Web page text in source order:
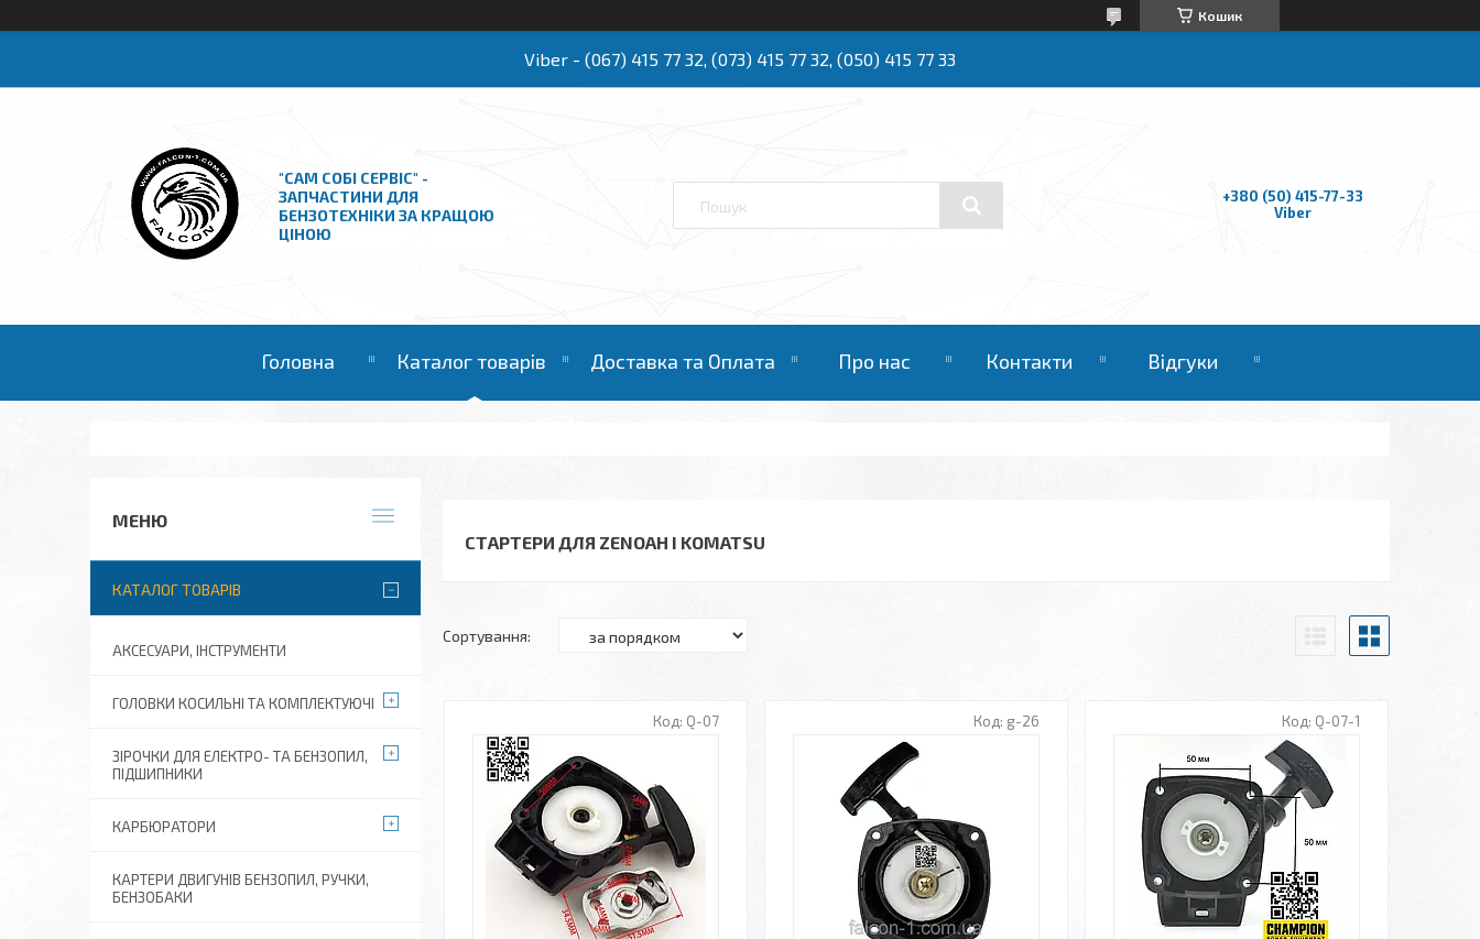
Кошик
Viber - (067) 415 77 32, (073) 415 77 32, (050) 415 77 33
"САМ СОБІ СЕРВІС" -
ЗАПЧАСТИНИ ДЛЯ
БЕНЗОТЕХНІКИ ЗА КРАЩОЮ
ЦІНОЮ
+380 (50) 415-77-33
Viber
Головна Каталог товарів Доставка та Оплата Про нас Контакти Відгуки
СТАРТЕРИ ДЛЯ ZENOAH І KOMATSU
Q-07 g-26 Q-07-1
КАТАЛОГ ТОВАРІВ
АКСЕСУАРИ, ІНСТРУМЕНТИ
ГОЛОВКИ КОСИЛЬНІ ТА КОМПЛЕКТУЮЧІ
ЗІРОЧКИ ДЛЯ ЕЛЕКТРО- ТА БЕНЗОПИЛ,
ПІДШИПНИКИ
КАРБЮРАТОРИ
КАРТЕРИ ДВИГУНІВ БЕНЗОПИЛ, РУЧКИ,
БЕНЗОБАКИ